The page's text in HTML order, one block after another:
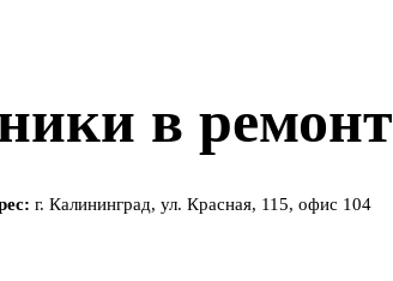
в ремонт
г. Калининград, ул. Красная, 115, офис 104